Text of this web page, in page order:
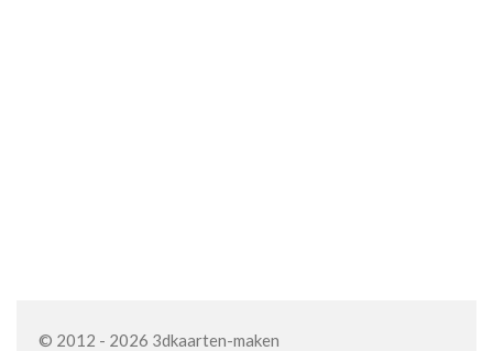
© 2012 - 2026 3dkaarten-maken